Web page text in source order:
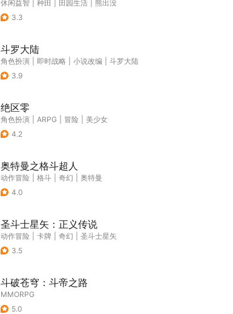
休闲益智 种田 田园生活
熊出没
3.3
斗罗大陆
角色扮演 即时战略 小说改编
斗罗大陆
3.9
绝区零
角色扮演 ARPG 冒险
美少女
4.2
奥特曼之格斗超人
动作冒险 格斗 奇幻
奥特曼
4.0
圣斗士星矢：正义传说
动作冒险 卡牌 奇幻
圣斗士星矢
3.5
斗破苍穹：斗帝之路
MMORPG
5.0